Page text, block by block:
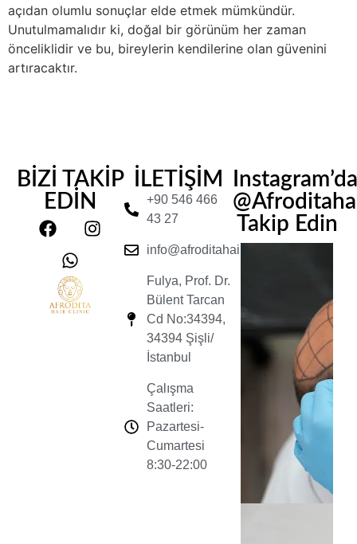
açıdan olumlu sonuçlar elde etmek mümkündür.
Unutulmamalıdır ki, doğal bir görünüm her zaman
önceliklidir ve bu, bireylerin kendilerine olan güvenini
artıracaktır.
BİZİ TAKİP
EDİN
İLETİŞİM
+90 546 466
43 27
info@afroditahairclinic.com
Fulya, Prof. Dr.
Bülent Tarcan
Cd No:34394,
34394 Şişli/
İstanbul
Çalışma
Saatleri:
Pazartesi-
Cumartesi
8:30-22:00
Instagram’da
Takip Edin